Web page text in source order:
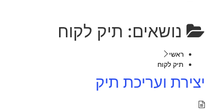
נושאים: תיק לקוח
ראשי
תיק לקוח
יצירת ועריכת תיק